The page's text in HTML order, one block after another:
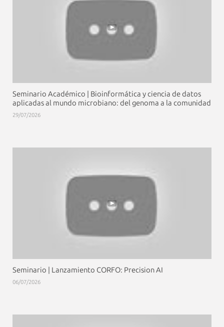
Seminario Académico | Bioinformática y ciencia de datos
aplicadas al mundo microbiano: del genoma a la comunidad
29/07/2026
Seminario | Lanzamiento CORFO: Precision AI
06/07/2026